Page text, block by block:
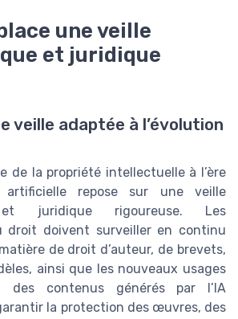
une veille
et juridique
veille adaptée à l’évolution
de la propriété intellectuelle à l’ère
artificielle repose sur une veille
et juridique rigoureuse. Les
droit doivent surveiller en continu
de droit d’auteur, de brevets,
ainsi que les nouveaux usages
des contenus générés par l’IA
la protection des œuvres, des